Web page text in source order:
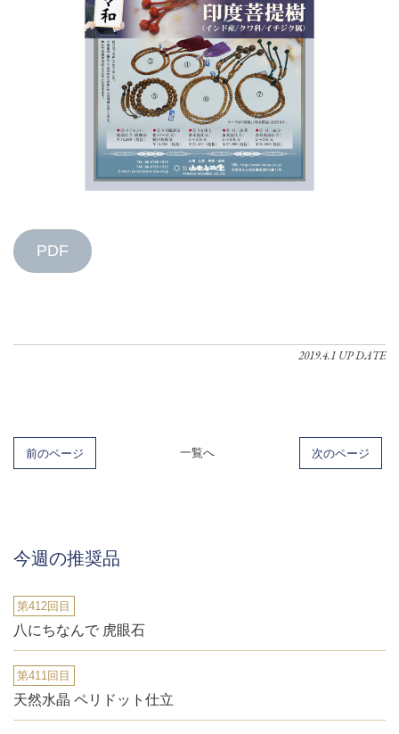
PDF
2019.4.1 UP DATE
前のページ 一覧へ 次のページ
今週の推奨品
第412回目
八にちなんで 虎眼石
第411回目
天然水晶 ペリドット仕立